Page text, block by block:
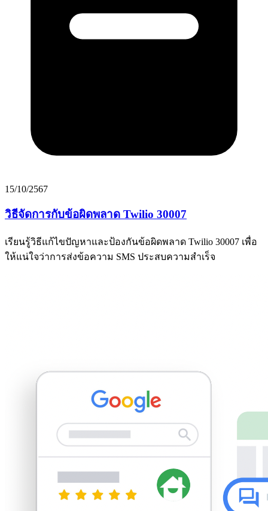
15/10/2567
วิธีจัดการกับข้อผิดพลาด Twilio 30007
เรียนรู้วิธีแก้ไขปัญหาและป้องกันข้อผิดพลาด Twilio 30007 เพื่อ
ให้แน่ใจว่าการส่งข้อความ SMS ประสบความสำเร็จ